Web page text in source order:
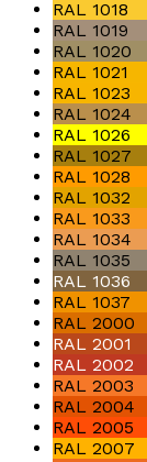
RAL 1018
RAL 1019
RAL 1020
RAL 1021
RAL 1023
RAL 1024
RAL 1026
RAL 1027
RAL 1028
RAL 1032
RAL 1033
RAL 1034
RAL 1035
RAL 1036
RAL 1037
RAL 2000
RAL 2001
RAL 2002
RAL 2003
RAL 2004
RAL 2005
RAL 2007